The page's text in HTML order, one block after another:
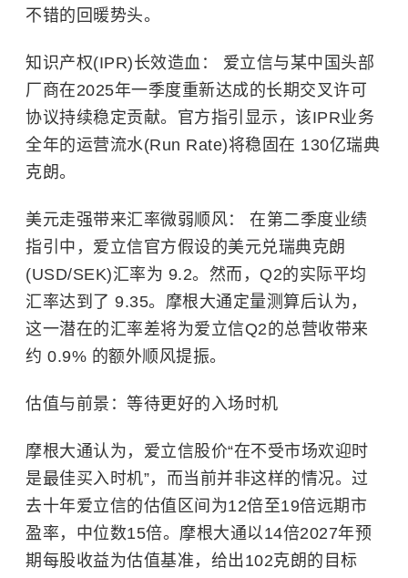
不错的回暖势头。
知识产权(IPR)长效造血： 爱立信与某中国头部
厂商在2025年一季度重新达成的长期交叉许可
协议持续稳定贡献。官方指引显示，该IPR业务
全年的运营流水(Run Rate)将稳固在 130亿瑞典
克朗。
美元走强带来汇率微弱顺风： 在第二季度业绩
指引中，爱立信官方假设的美元兑瑞典克朗
(USD/SEK)汇率为 9.2。然而，Q2的实际平均
汇率达到了 9.35。摩根大通定量测算后认为，
这一潜在的汇率差将为爱立信Q2的总营收带来
约 0.9% 的额外顺风提振。
估值与前景：等待更好的入场时机
摩根大通认为，爱立信股价“在不受市场欢迎时
是最佳买入时机”，而当前并非这样的情况。过
去十年爱立信的估值区间为12倍至19倍远期市
盈率，中位数15倍。摩根大通以14倍2027年预
期每股收益为估值基准，给出102克朗的目标